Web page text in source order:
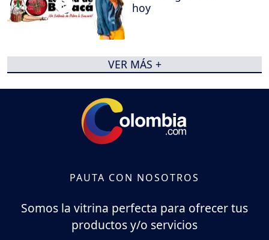
hoy
VER MÁS +
PAUTA CON NOSOTROS
Somos la vitrina perfecta para ofrecer tus
productos y/o servicios